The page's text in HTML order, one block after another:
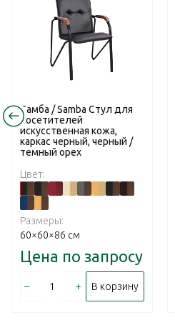
Самба / Samba Стул для
посетителей
искусственная кожа,
каркас черный, черный /
темный орех
Цвет:
Размеры:
60×60×86 см
Цена по запросу
– + В корзину